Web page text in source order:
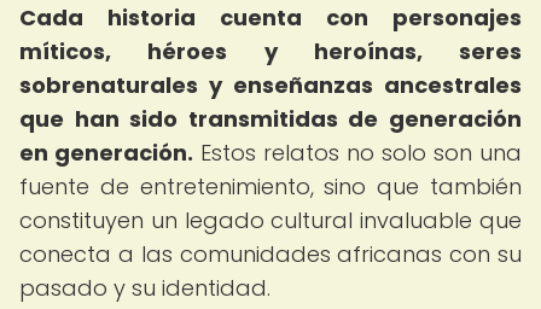
Cada historia cuenta con personajes
míticos, héroes y heroínas, seres
sobrenaturales y enseñanzas ancestrales
que han sido transmitidas de generación
en generación. Estos relatos no solo son una
fuente de entretenimiento, sino que también
constituyen un legado cultural invaluable que
conecta a las comunidades africanas con su
pasado y su identidad.